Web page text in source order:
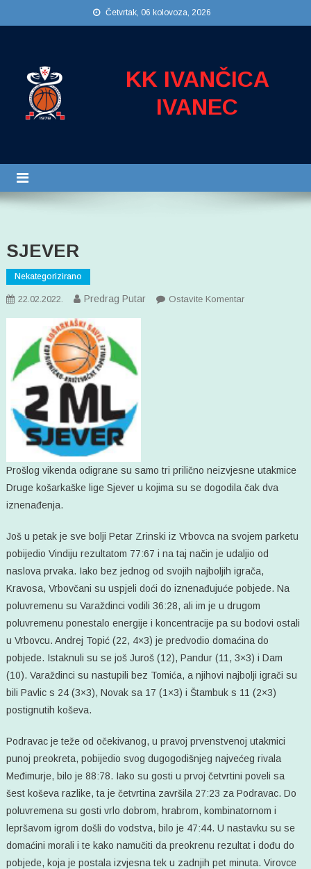
na
Četvrtak, 06 kolovoza, 2026
KK IVANČICA
IVANEC
SJEVER
Nekategorizirano
22.02.2022. Predrag Putar Ostavite KomentarNa
Prošlog vikenda odigrane su samo tri prilično neizvjesne utakmice
Druge košarkaške lige Sjever u kojima su se dogodila čak dva
iznenađenja.
Još u petak je sve bolji Petar Zrinski iz Vrbovca na svojem parketu
pobijedio Vindiju rezultatom 77:67 i na taj način je udaljio od
naslova prvaka. Iako bez jednog od svojih najboljih igrača,
Kravosa, Vrbovčani su uspjeli doći do iznenađujuće pobjede. Na
poluvremenu su Varaždinci vodili 36:28, ali im je u drugom
poluvremenu ponestalo energije i koncentracije pa su bodovi ostali
u Vrbovcu. Andrej Topić (22, 4×3) je predvodio domaćina do
pobjede. Istaknuli su se još Juroš (12), Pandur (11, 3×3) i Dam
(10). Varaždinci su nastupili bez Tomića, a njihovi najbolji igrači su
bili Pavlic s 24 (3×3), Novak sa 17 (1×3) i Štambuk s 11 (2×3)
postignutih koševa.
Podravac je teže od očekivanog, u pravoj prvenstvenoj utakmici
punoj preokreta, pobijedio svog dugogodišnjeg najvećeg rivala
Međimurje, bilo je 88:78. Iako su gosti u prvoj četvrtini poveli sa
šest koševa razlike, ta je četvrtina završila 27:23 za Podravac. Do
poluvremena su gosti vrlo dobrom, hrabrom, kombinatornom i
lepršavom igrom došli do vodstva, bilo je 47:44. U nastavku su se
domaćini morali i te kako namučiti da preokrenu rezultat i dođu do
pobjede, koja je postala izvjesna tek u zadnjih pet minuta. Virovce